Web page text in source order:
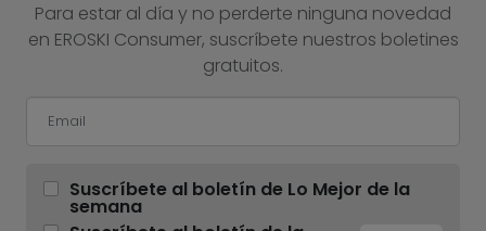
Para estar al día y no perderte ninguna novedad
en EROSKI Consumer, suscríbete nuestros boletines
gratuitos.
Suscríbete al boletín de Lo Mejor de la
semana